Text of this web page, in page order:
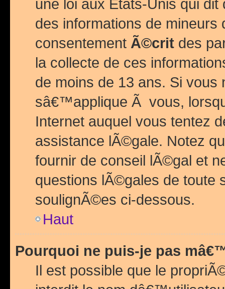
une loi aux Etats-Unis qui
des informations de mineurs
consentement Ã©crit des
la collecte de ces
de moins de 13 ans. Si
sâ€™applique Ã vous,
Internet auquel vous tentez
assistance lÃ©gale. Notez
fournir de conseil lÃ©gal et
questions lÃ©gales de
soulignÃ©es ci-dessous.
Haut
Pourquoi ne puis-je pas
Il est possible que le